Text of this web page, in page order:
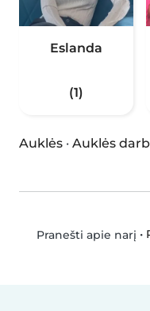
Eslanda
(1)
Auklės · Auklės
Pranešti apie narį •